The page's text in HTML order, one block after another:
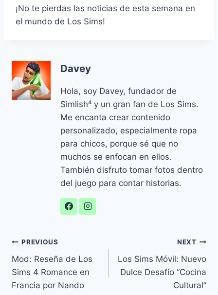
¡No te pierdas las noticias de esta semana en
el mundo de Los Sims!
Davey
Hola, soy Davey, fundador de
Simlish⁴ y un gran fan de Los Sims.
Me encanta crear contenido
personalizado, especialmente ropa
para chicos, porque sé que no
muchos se enfocan en ellos.
También disfruto tomar fotos dentro
del juego para contar historias.
Navegación
de
entradas
PREVIOUS
Mod: Reseña de Los
Sims 4 Romance en
Francia por Nando
NEXT
Los Sims Móvil: Nuevo
Dulce Desafío “Cocina
Cultural”